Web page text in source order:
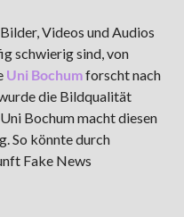
Videos und Audios
schwierig sind, von
Uni Bochumforscht nach
die Bildqualität
Bochum macht diesen
So könnte durch
Fake News